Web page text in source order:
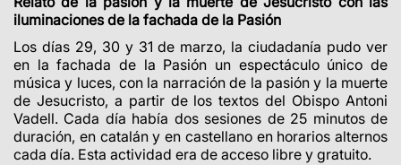
iluminaciones de la fachada de la Pasión
Los días 29, 30 y 31 de marzo, la ciudadanía pudo ver
en la fachada de la Pasión un espectáculo único de
música y luces, con la narración de la pasión y la muerte
de Jesucristo, a partir de los textos del Obispo Antoni
Vadell. Cada día había dos sesiones de 25 minutos de
duración, en catalán y en castellano en horarios alternos
cada día. Esta actividad era de acceso libre y gratuito.